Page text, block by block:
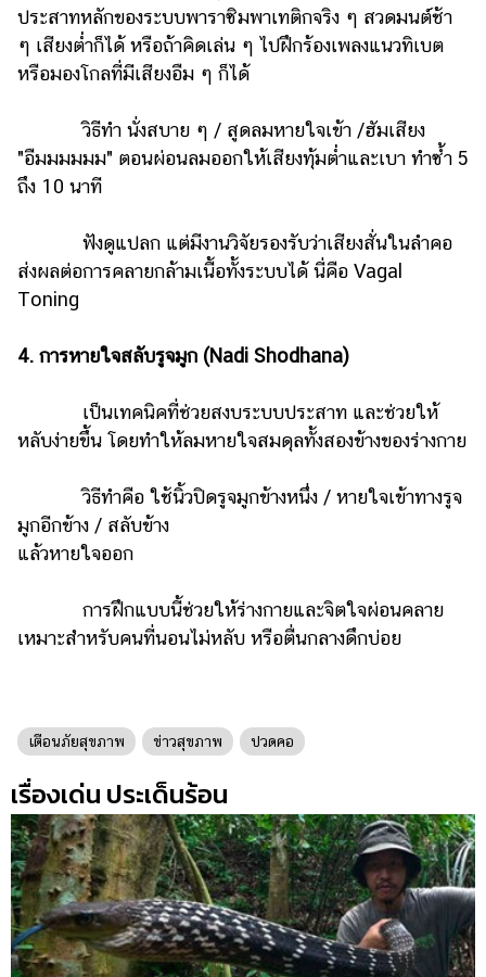
ประสาทหลักของระบบพาราซิมพาเทติกจริง ๆ สวดมนต์ช้า
ๆ เสียงต่ำก็ได้ หรือถ้าคิดเล่น ๆ ไปฝึกร้องเพลงแนวทิเบต
หรือมองโกลที่มีเสียงอืม ๆ ก็ได้
วิธีทำ นั่งสบาย ๆ / สูดลมหายใจเข้า /ฮัมเสียง
"อืมมมมมม" ตอนผ่อนลมออกให้เสียงทุ้มต่ำและเบา ทำซ้ำ 5
ถึง 10 นาที
ฟังดูแปลก แต่มีงานวิจัยรองรับว่าเสียงสั่นในลำคอ
ส่งผลต่อการคลายกล้ามเนื้อทั้งระบบได้ นี่คือ Vagal
Toning
4. การหายใจสลับรูจมูก (Nadi Shodhana)
เป็นเทคนิคที่ช่วยสงบระบบประสาท และช่วยให้
หลับง่ายขึ้น โดยทำให้ลมหายใจสมดุลทั้งสองข้างของร่างกาย
วิธีทำคือ ใช้นิ้วปิดรูจมูกข้างหนึ่ง / หายใจเข้าทางรูจ
มูกอีกข้าง / สลับข้าง
แล้วหายใจออก
การฝึกแบบนี้ช่วยให้ร่างกายและจิตใจผ่อนคลาย
เหมาะสำหรับคนที่นอนไม่หลับ หรือตื่นกลางดึกบ่อย
เตือนภัยสุขภาพ ข่าวสุขภาพ ปวดคอ
เรื่องเด่น ประเด็นร้อน